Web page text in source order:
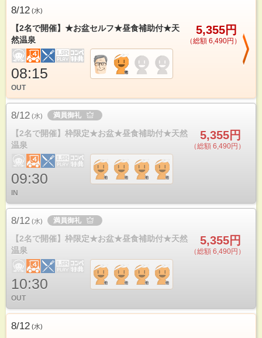
8/12 (水)
【2名で開催】★お盆セルフ★昼食補助付★天
然温泉
5,355円
（総額 6,490円）
08:15
OUT
8/12 (水) 満員御礼
【2名で開催】枠限定★お盆★昼食補助付★天然
温泉
5,355円
（総額 6,490円）
09:30
IN
8/12 (水) 満員御礼
【2名で開催】枠限定★お盆★昼食補助付★天然
温泉
5,355円
（総額 6,490円）
10:30
OUT
8/12 (水)